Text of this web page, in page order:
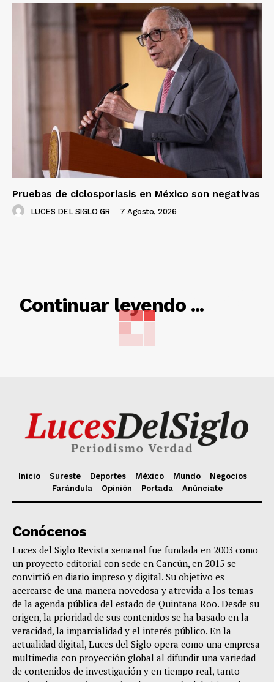
Pruebas de ciclosporiasis en México son negativas
LUCES DEL SIGLO GR - 7 Agosto, 2026
Continuar leyendo ...
RELACIONADO
Inicio Sureste Deportes México Mundo
Negocios
Farándula
Opinión Portada Anúnciate
Conócenos
Luces del Siglo Revista semanal fue fundada en 2003 como
un proyecto editorial con sede en Cancún, en 2015 se
convirtió en diario impreso y digital. Su objetivo es
acercarse de una manera novedosa y atrevida a los temas
de la agenda pública del estado de Quintana Roo. Desde su
origen, la prioridad de sus contenidos se ha basado en la
veracidad, la imparcialidad y el interés público. En la
actualidad digital, Luces del Siglo opera como una empresa
multimedia con proyección global al difundir una variedad
de contenidos de investigación y en tiempo real, tanto